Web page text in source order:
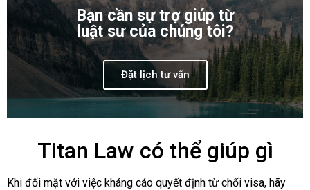
Bạn cần sự trợ giúp từ
luật sư của chúng tôi?
Đặt lịch tư vấn
Titan Law có thể giúp gì
Khi đối mặt với việc kháng cáo quyết định từ chối visa, hãy